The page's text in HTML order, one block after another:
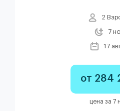
2
7
17
от 284
цена за 7